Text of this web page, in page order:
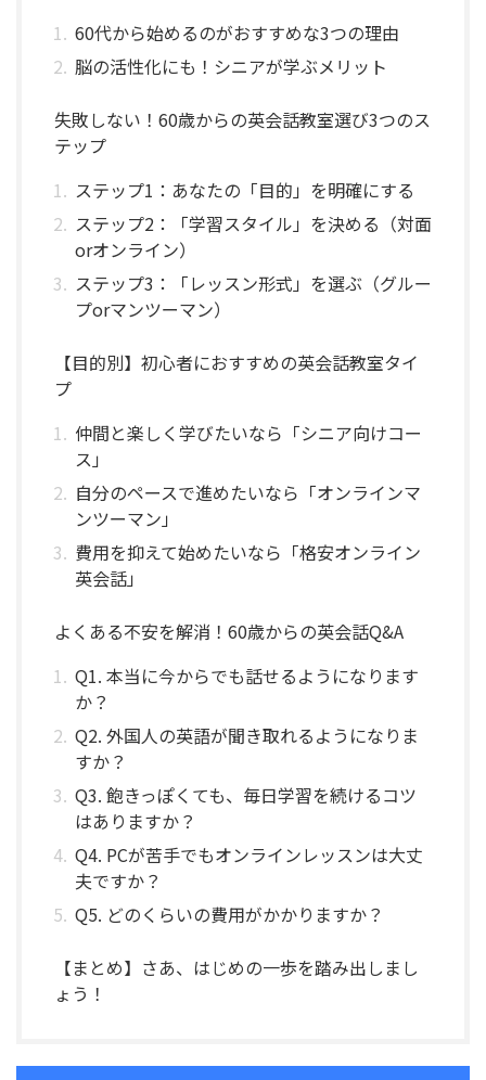
60代から始めるのがおすすめな3つの理由
脳の活性化にも！シニアが学ぶメリット
失敗しない！60歳からの英会話教室選び3つのス
テップ
ステップ1：あなたの「目的」を明確にする
ステップ2：「学習スタイル」を決める（対面
orオンライン）
ステップ3：「レッスン形式」を選ぶ（グルー
プorマンツーマン）
【目的別】初心者におすすめの英会話教室タイ
プ
仲間と楽しく学びたいなら「シニア向けコー
ス」
自分のペースで進めたいなら「オンラインマ
ンツーマン」
費用を抑えて始めたいなら「格安オンライン
英会話」
よくある不安を解消！60歳からの英会話Q&A
Q1. 本当に今からでも話せるようになります
か？
Q2. 外国人の英語が聞き取れるようになりま
すか？
Q3. 飽きっぽくても、毎日学習を続けるコツ
はありますか？
Q4. PCが苦手でもオンラインレッスンは大丈
夫ですか？
Q5. どのくらいの費用がかかりますか？
【まとめ】さあ、はじめの一歩を踏み出しまし
ょう！